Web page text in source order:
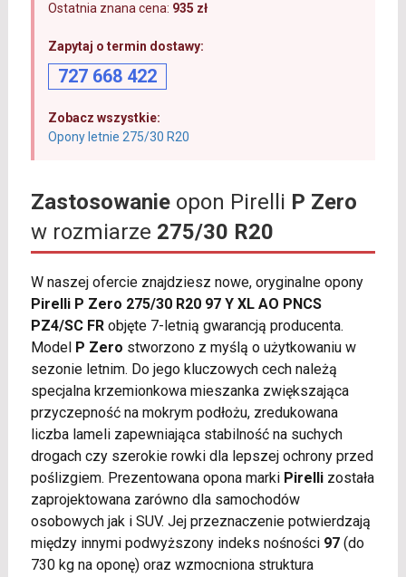
Ostatnia znana cena: 935 zł
Zapytaj o termin dostawy:
727 668 422
Zobacz wszystkie:
Opony letnie 275/30 R20
Zastosowanieopon Pirelli P Zero
w rozmiarze 275/30 R20
W naszej ofercie znajdziesz nowe, oryginalne opony
Pirelli P Zero 275/30 R20 97 Y XL AO PNCS
PZ4/SC FRobjęte 7-letnią gwarancją producenta.
Model P Zero stworzono z myślą o użytkowaniu w
sezonie letnim. Do jego kluczowych cech należą
specjalna krzemionkowa mieszanka zwiększająca
przyczepność na mokrym podłożu, zredukowana
liczba lameli zapewniająca stabilność na suchych
drogach czy szerokie rowki dla lepszej ochrony przed
poślizgiem. Prezentowana opona marki Pirellizostała
zaprojektowana zarówno dla samochodów
osobowych jak i SUV. Jej przeznaczenie potwierdzają
między innymi podwyższony indeks nośności 97(do
730 kg na oponę) oraz wzmocniona struktura